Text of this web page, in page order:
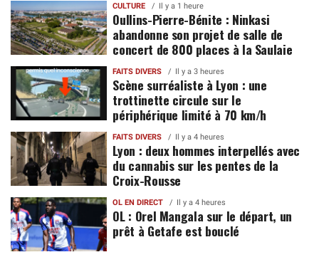
CULTURE Il y a 1 heure
Oullins-Pierre-Bénite : Ninkasi
abandonne son projet de salle de
concert de 800 places à la Saulaie
FAITS DIVERS Il y a 3 heures
Scène surréaliste à Lyon : une
trottinette circule sur le
périphérique limité à 70 km/h
FAITS DIVERS Il y a 4 heures
Lyon : deux hommes interpellés avec
du cannabis sur les pentes de la
Croix-Rousse
OL EN DIRECT Il y a 4 heures
OL : Orel Mangala sur le départ, un
prêt à Getafe est bouclé